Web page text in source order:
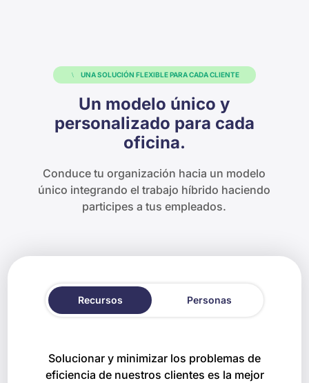
UNA SOLUCIÓN FLEXIBLE PARA CADA CLIENTE
Un modelo único y
personalizado para cada
oficina.
Conduce tu organización hacia un modelo
único integrando el trabajo híbrido haciendo
participes a tus empleados.
Recursos Personas
Solucionar y minimizar los problemas de
eficiencia de nuestros clientes es la mejor